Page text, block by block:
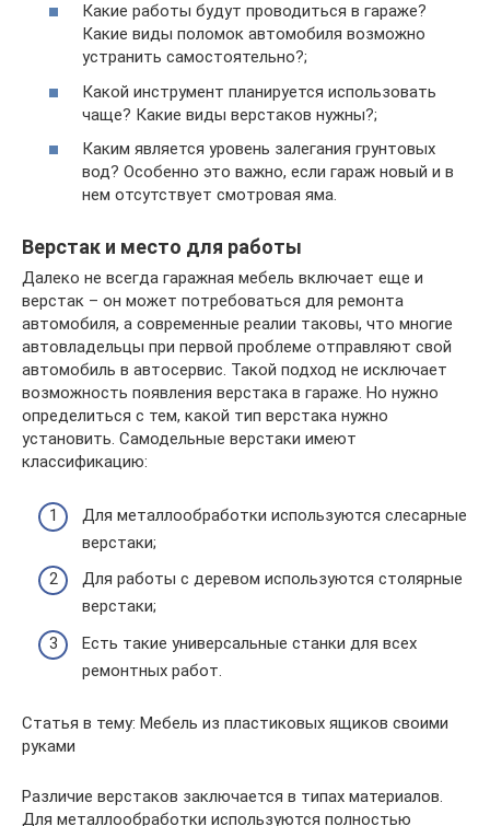
Какие работы будут проводиться в гараже?
Какие виды поломок автомобиля возможно
устранить самостоятельно?;
Какой инструмент планируется использовать
чаще? Какие виды верстаков нужны?;
Каким является уровень залегания грунтовых
вод? Особенно это важно, если гараж новый и в
нем отсутствует смотровая яма.
Верстак и место для работы
Далеко не всегда гаражная мебель включает еще и
верстак – он может потребоваться для ремонта
автомобиля, а современные реалии таковы, что многие
автовладельцы при первой проблеме отправляют свой
автомобиль в автосервис. Такой подход не исключает
возможность появления верстака в гараже. Но нужно
определиться с тем, какой тип верстака нужно
установить. Самодельные верстаки имеют
классификацию:
Для металлообработки используются слесарные
верстаки;
Для работы с деревом используются столярные
верстаки;
Есть такие универсальные станки для всех
ремонтных работ.
Статья в тему: Мебель из пластиковых ящиков своими
руками
Различие верстаков заключается в типах материалов.
Для металлообработки используются полностью